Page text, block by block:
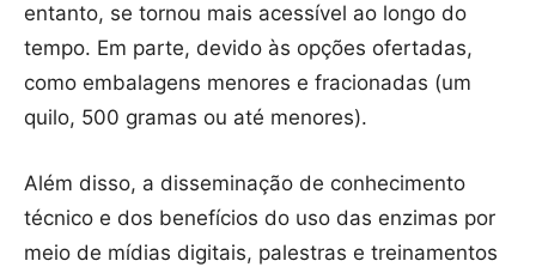
entanto, se tornou mais acessível ao longo do
tempo. Em parte, devido às opções ofertadas,
como embalagens menores e fracionadas (um
quilo, 500 gramas ou até menores).
Além disso, a disseminação de conhecimento
técnico e dos benefícios do uso das enzimas por
meio de mídias digitais, palestras e treinamentos